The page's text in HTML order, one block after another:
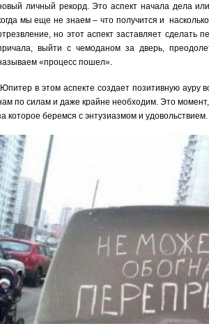
личный рекорд. Это аспект начала дела
мы еще не знаем – что получится и
но этот аспект заставляет сделать
выйти с чемоданом за дверь,
«процесс пошел».
Юпитер в этом аспекте создает позитивную ауру
по силам и даже крайне необходим. Это
которое беремся с энтузиазмом и удовольствием.